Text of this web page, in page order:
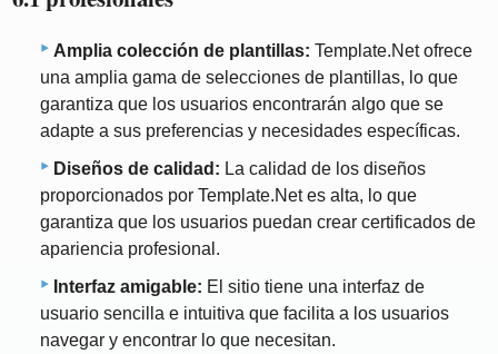
Amplia colección de plantillas: Template.Net ofrece
una amplia gama de selecciones de plantillas, lo que
garantiza que los usuarios encontrarán algo que se
adapte a sus preferencias y necesidades específicas.
Diseños de calidad: La calidad de los diseños
proporcionados por Template.Net es alta, lo que
garantiza que los usuarios puedan crear certificados de
apariencia profesional.
Interfaz amigable: El sitio tiene una interfaz de
usuario sencilla e intuitiva que facilita a los usuarios
navegar y encontrar lo que necesitan.